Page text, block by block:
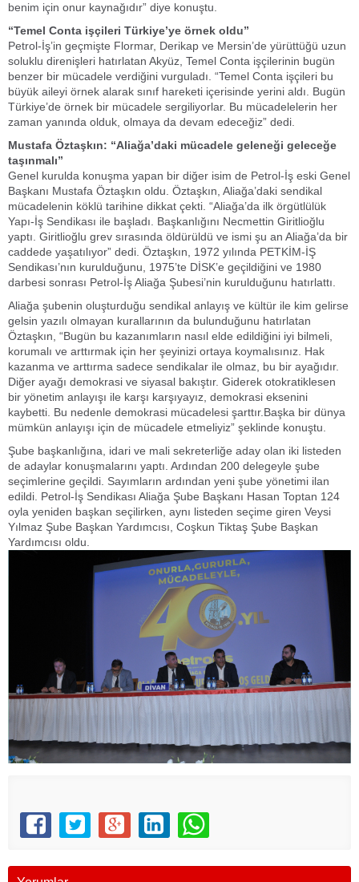
benim için onur kaynağıdır” diye konuştu.
“Temel Conta işçileri Türkiye’ye örnek oldu”
Petrol-İş’in geçmişte Flormar, Derikap ve Mersin’de yürüttüğü uzun
soluklu direnişleri hatırlatan Akyüz, Temel Conta işçilerinin bugün
benzer bir mücadele verdiğini vurguladı. “Temel Conta işçileri bu
büyük aileyi örnek alarak sınıf hareketi içerisinde yerini aldı. Bugün
Türkiye’de örnek bir mücadele sergiliyorlar. Bu mücadelelerin her
zaman yanında olduk, olmaya da devam edeceğiz” dedi.
Mustafa Öztaşkın: “Aliağa’daki mücadele geleneği geleceğe
taşınmalı”
Genel kurulda konuşma yapan bir diğer isim de Petrol-İş eski Genel
Başkanı Mustafa Öztaşkın oldu. Öztaşkın, Aliağa’daki sendikal
mücadelenin köklü tarihine dikkat çekti. “Aliağa’da ilk örgütlülük
Yapı-İş Sendikası ile başladı. Başkanlığını Necmettin Giritlioğlu
yaptı. Giritlioğlu grev sırasında öldürüldü ve ismi şu an Aliağa’da bir
caddede yaşatılıyor” dedi. Öztaşkın, 1972 yılında PETKİM-İŞ
Sendikası’nın kurulduğunu, 1975’te DİSK’e geçildiğini ve 1980
darbesi sonrası Petrol-İş Aliağa Şubesi’nin kurulduğunu hatırlattı.
Aliağa şubenin oluşturduğu sendikal anlayış ve kültür ile kim gelirse
gelsin yazılı olmayan kurallarının da bulunduğunu hatırlatan
Öztaşkın, “Bugün bu kazanımların nasıl elde edildiğini iyi bilmeli,
korumalı ve arttırmak için her şeyinizi ortaya koymalısınız. Hak
kazanma ve arttırma sadece sendikalar ile olmaz, bu bir ayağıdır.
Diğer ayağı demokrasi ve siyasal bakıştır. Giderek otokratiklesen
bir yönetim anlayışı ile karşı karşıyayız, demokrasi eksenini
kaybetti. Bu nedenle demokrasi mücadelesi şarttır.Başka bir dünya
mümkün anlayışı için de mücadele etmeliyiz” şeklinde konuştu.
Şube başkanlığına, idari ve mali sekreterliğe aday olan iki listeden
de adaylar konuşmalarını yaptı. Ardından 200 delegeyle şube
seçimlerine geçildi. Sayımların ardından yeni şube yönetimi ilan
edildi. Petrol-İş Sendikası Aliağa Şube Başkanı Hasan Toptan 124
oyla yeniden başkan seçilirken, aynı listeden seçime giren Veysi
Yılmaz Şube Başkan Yardımcısı, Coşkun Tiktaş Şube Başkan
Yardımcısı oldu.